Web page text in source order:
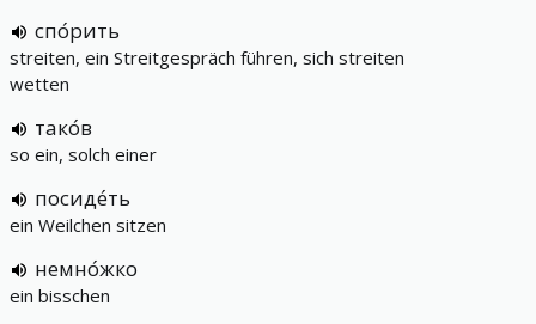
спо́рить
streiten, ein Streitgespräch führen, sich streiten
wetten
тако́в
so ein, solch einer
посиде́ть
ein Weilchen sitzen
немно́жко
ein bisschen